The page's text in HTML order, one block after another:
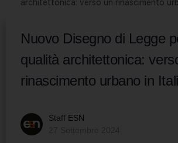
architettonica: verso un rinascimento
Nuovo Disegno di Legge
qualità architettonica:
rinascimento urbano in
Staff ESN